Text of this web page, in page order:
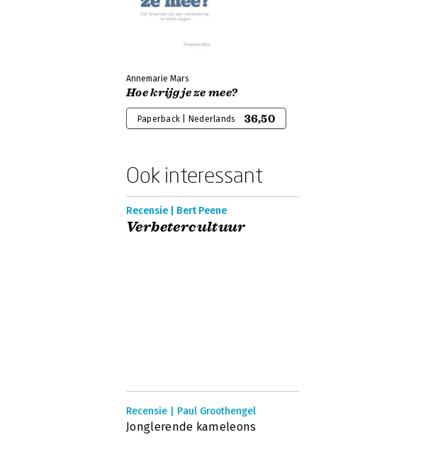
Annemarie Mars
Hoe krijg je ze mee?
Paperback | Nederlands 36,50
Ook interessant
Recensie | Bert Peene
Verbetercultuur
Recensie | Paul Groothengel
Jonglerende kameleons